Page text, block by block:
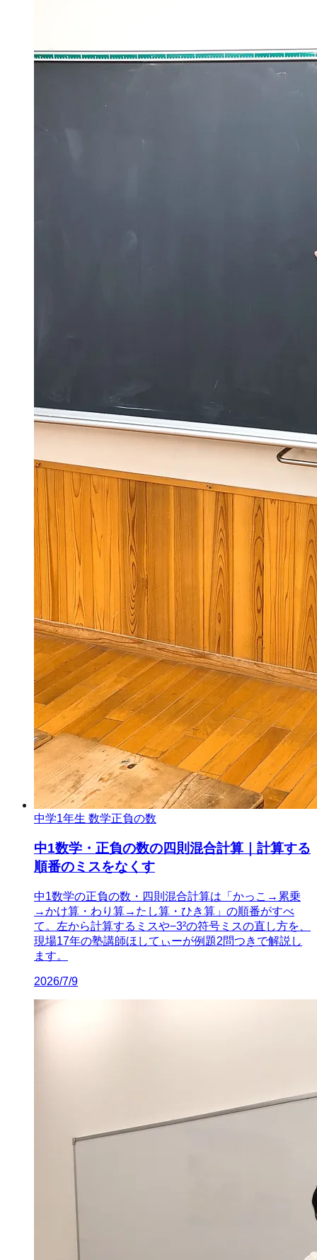
中学1年生 数学正負の数
中1数学・正負の数の四則混合計算｜計算する
順番のミスをなくす
中1数学の正負の数・四則混合計算は「かっこ→累乗
→かけ算・わり算→たし算・ひき算」の順番がすべ
て。左から計算するミスや−3²の符号ミスの直し方を、
現場17年の塾講師ほしてぃーが例題2問つきで解説し
ます。
2026/7/9